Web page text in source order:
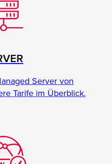
Server von
Tarife im Überblick.